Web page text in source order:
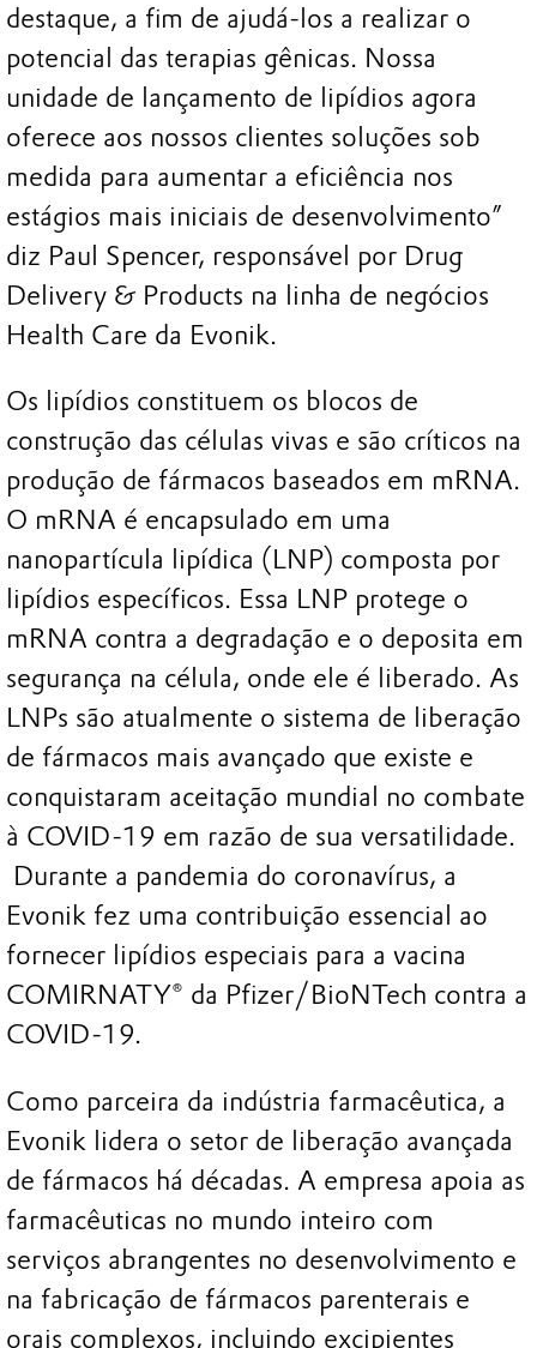
destaque, a fim de ajudá-los a realizar o
potencial das terapias gênicas. Nossa
unidade de lançamento de lipídios agora
oferece aos nossos clientes soluções sob
medida para aumentar a eficiência nos
estágios mais iniciais de desenvolvimento”
diz Paul Spencer, responsável por Drug
Delivery & Products na linha de negócios
Health Care da Evonik.
Os lipídios constituem os blocos de
construção das células vivas e são críticos na
produção de fármacos baseados em mRNA.
O mRNA é encapsulado em uma
nanopartícula lipídica (LNP) composta por
lipídios específicos. Essa LNP protege o
mRNA contra a degradação e o deposita em
segurança na célula, onde ele é liberado. As
LNPs são atualmente o sistema de liberação
de fármacos mais avançado que existe e
conquistaram aceitação mundial no combate
à COVID-19 em razão de sua versatilidade.
Durante a pandemia do coronavírus, a
Evonik fez uma contribuição essencial ao
fornecer lipídios especiais para a vacina
COMIRNATY® da Pfizer/BioNTech contra a
COVID-19.
Como parceira da indústria farmacêutica, a
Evonik lidera o setor de liberação avançada
de fármacos há décadas. A empresa apoia as
farmacêuticas no mundo inteiro com
serviços abrangentes no desenvolvimento e
na fabricação de fármacos parenterais e
orais complexos, incluindo excipientes